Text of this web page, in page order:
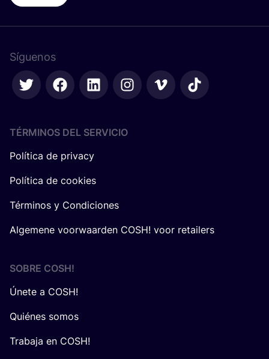
Síguenos
TÉRMINOS DEL SERVICIO
Política de privacy
Política de cookies
Términos y Condiciones
Algemene voorwaarden COSH! voor retailers
SOBRE COSH!
Únete a COSH!
Quiénes somos
Trabaja en COSH!